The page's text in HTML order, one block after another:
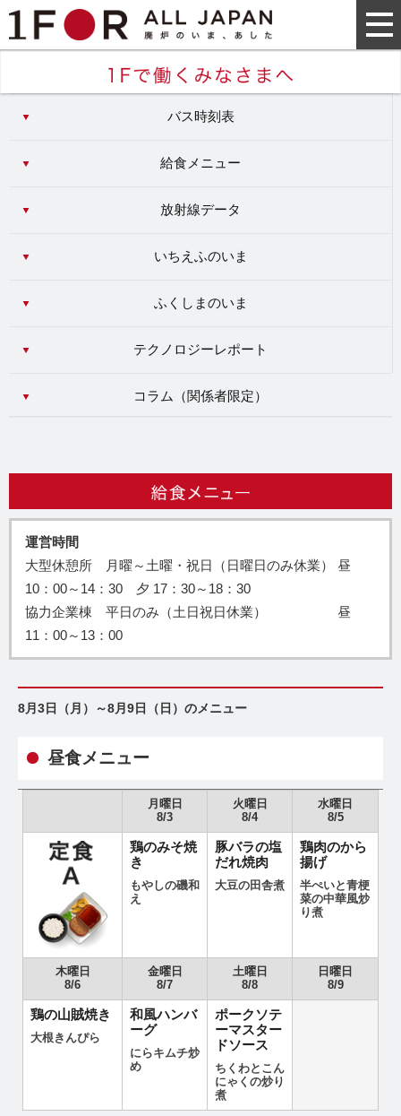
バス時刻表
給食メニュー
放射線データ
いちえふのいま
ふくしまのいま
テクノロジーレポート
コラム（関係者限定）
運営時間
大型休憩所 月曜～土曜・祝日（日曜日のみ休業） 昼
10：00～14：30 夕 17：30～18：30
協力企業棟 平日のみ（土日祝日休業） 昼
11：00～13：00
8月3日（月）～8月9日（日）のメニュー
昼食メニュー
月曜日
8/3
火曜日
8/4
水曜日
8/5
鶏のみそ焼
き
もやしの磯和
え
豚バラの塩
だれ焼肉
大豆の田舎煮
鶏肉のから
揚げ
半ぺいと青梗
菜の中華風炒
り煮
木曜日
8/6
金曜日
8/7
土曜日
8/8
日曜日
8/9
鶏の山賊焼き
大根きんぴら
和風ハンバ
ーグ
にらキムチ炒
め
ポークソテ
ーマスター
ドソース
ちくわとこん
にゃくの炒り
煮